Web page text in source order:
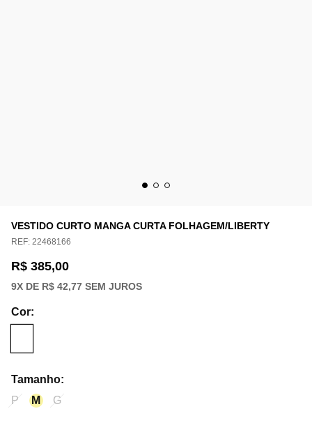
VESTIDO CURTO MANGA CURTA FOLHAGEM/LIBERTY
REF: 22468166
R$ 385,00
9X DE R$ 42,77 SEM JUROS
Cor:
Tamanho:
P
M G